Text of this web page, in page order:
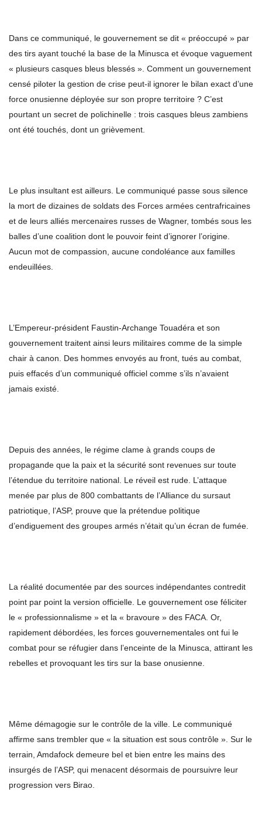
Dans ce communiqué, le gouvernement se dit « préoccupé » par
des tirs ayant touché la base de la Minusca et évoque vaguement
« plusieurs casques bleus blessés ». Comment un gouvernement
censé piloter la gestion de crise peut-il ignorer le bilan exact d’une
force onusienne déployée sur son propre territoire ? C’est
pourtant un secret de polichinelle : trois casques bleus zambiens
ont été touchés, dont un grièvement.
Le plus insultant est ailleurs. Le communiqué passe sous silence
la mort de dizaines de soldats des Forces armées centrafricaines
et de leurs alliés mercenaires russes de Wagner, tombés sous les
balles d’une coalition dont le pouvoir feint d’ignorer l’origine.
Aucun mot de compassion, aucune condoléance aux familles
endeuillées.
L’Empereur-président Faustin-Archange Touadéra et son
gouvernement traitent ainsi leurs militaires comme de la simple
chair à canon. Des hommes envoyés au front, tués au combat,
puis effacés d’un communiqué officiel comme s’ils n’avaient
jamais existé.
Depuis des années, le régime clame à grands coups de
propagande que la paix et la sécurité sont revenues sur toute
l’étendue du territoire national. Le réveil est rude. L’attaque
menée par plus de 800 combattants de l’Alliance du sursaut
patriotique, l’ASP, prouve que la prétendue politique
d’endiguement des groupes armés n’était qu’un écran de fumée.
La réalité documentée par des sources indépendantes contredit
point par point la version officielle. Le gouvernement ose féliciter
le « professionnalisme » et la « bravoure » des FACA. Or,
rapidement débordées, les forces gouvernementales ont fui le
combat pour se réfugier dans l’enceinte de la Minusca, attirant les
rebelles et provoquant les tirs sur la base onusienne.
Même démagogie sur le contrôle de la ville. Le communiqué
affirme sans trembler que « la situation est sous contrôle ». Sur le
terrain, Amdafock demeure bel et bien entre les mains des
insurgés de l’ASP, qui menacent désormais de poursuivre leur
progression vers Birao.